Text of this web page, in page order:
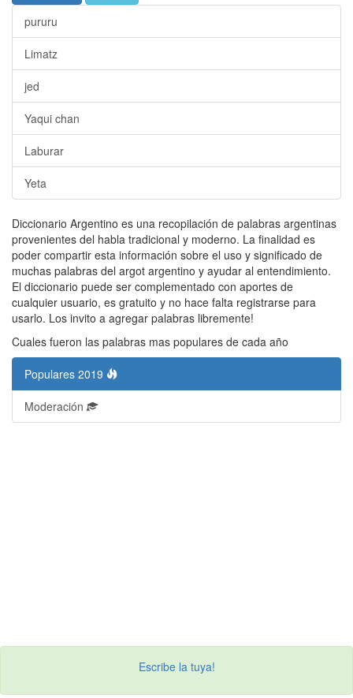
pururu
Limatz
jed
Yaqui chan
Laburar
Yeta
Diccionario Argentino es una recopilación de palabras argentinas
provenientes del habla tradicional y moderno. La finalidad es
poder compartir esta información sobre el uso y significado de
muchas palabras del argot argentino y ayudar al entendimiento.
El diccionario puede ser complementado con aportes de
cualquier usuario, es gratuito y no hace falta registrarse para
usarlo. Los invito a agregar palabras libremente!
Cuales fueron las palabras mas populares de cada año
Populares 2019
Moderación
Escribe la tuya!